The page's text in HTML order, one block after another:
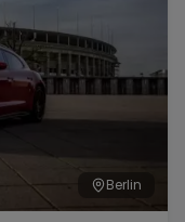
Berlin